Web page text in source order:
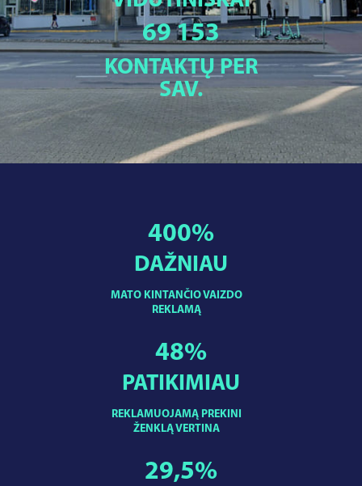
69 153
KONTAKTŲ PER
SAV.
MATO KINTANČIO VAIZDO
REKLAMĄ
400%
DAŽNIAU
REKLAMUOJAMĄ PREKINI
ŽENKLĄ VERTINA
48%
PATIKIMIAU
29,5%